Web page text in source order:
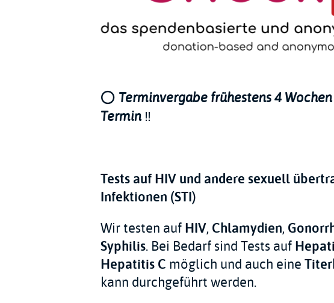
⭕️ Terminvergabe frühestens 4
Termin ‼️
Tests auf HIV und andere sexuell
Infektionen (STI)
Wir testen aufHIV, Chlamydien,
Syphilis. Bei Bedarf sind Tests auf
Hepatitis C möglich und auch eine
kann durchgeführt werden.